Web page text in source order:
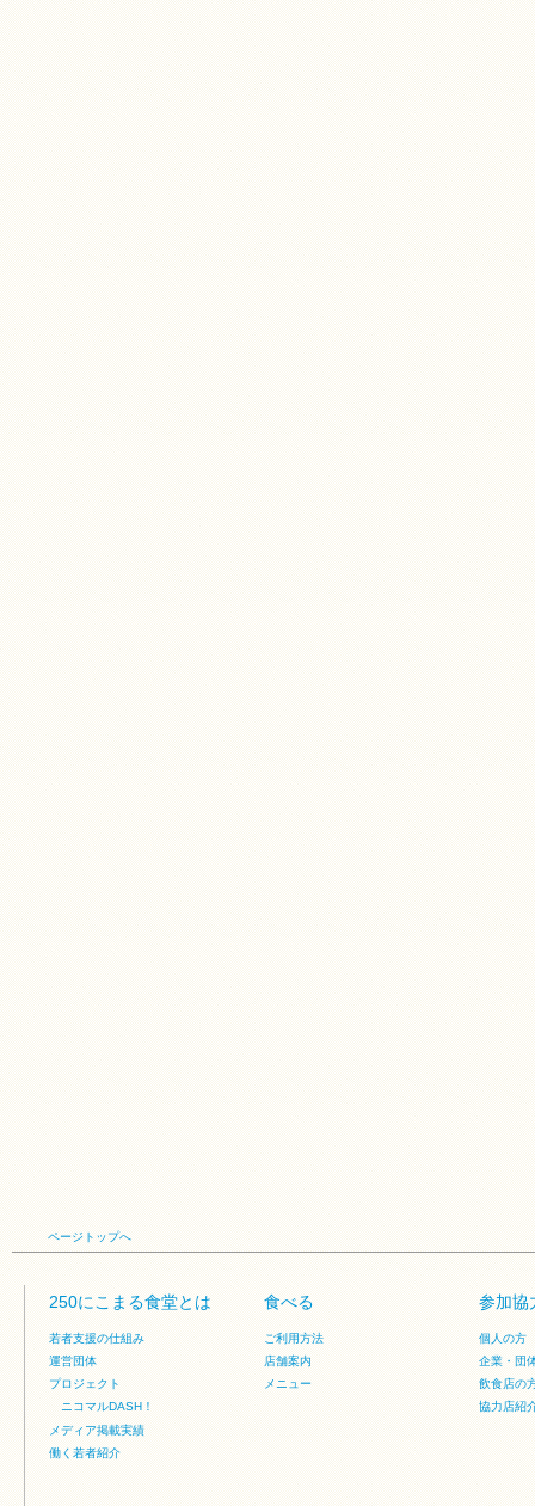
ページトップへ
250にこまる食堂とは
若者支援の仕組み
運営団体
プロジェクト
ニコマルDASH！
メディア掲載実績
働く若者紹介
食べる
ご利用方法
店舗案内
メニュー
参加協
個人の方
企業・団
飲食店の
協力店紹